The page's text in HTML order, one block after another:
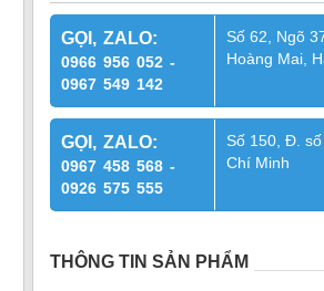
GỌI, ZALO:
0966 956 052 -
0967 549 142
Số 62, Ngõ
Hoàng Mai,
GỌI, ZALO:
0967 458 568 -
0926 575 555
Số 150, Đ.
Chí Minh
THÔNG TIN SẢN PHẨM